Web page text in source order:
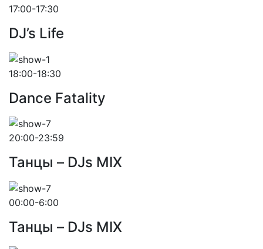
17:00-17:30
DJ’s Life
18:00-18:30
Dance Fatality
20:00-23:59
Танцы – DJs MIX
00:00-6:00
Танцы – DJs MIX